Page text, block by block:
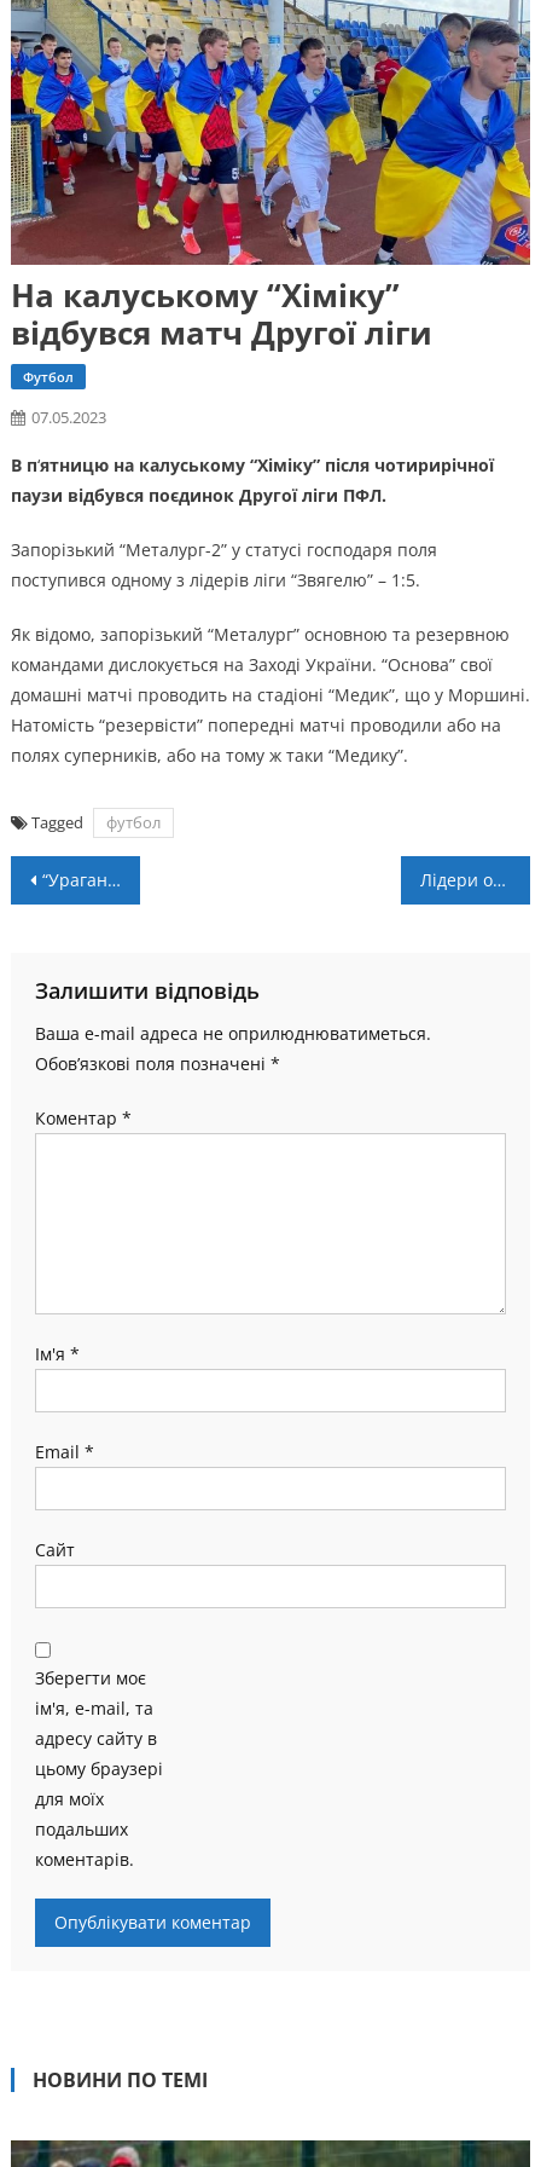
На калуському “Хіміку”
відбувся матч Другої ліги
Футбол
07.05.2023
В п‘ятницю на калуському “Хіміку” після чотирирічної
паузи відбувся поєдинок Другої ліги ПФЛ.
Запорізький “Металург-2” у статусі господаря поля
поступився одному з лідерів ліги “Звягелю” – 1:5.
Як відомо, запорізький “Металург” основною та резервною
командами дислокується на Заході України. “Основа” свої
домашні матчі проводить на стадіоні “Медик”, що у Моршині.
Натомість “резервісти” попередні матчі проводили або на
полях суперників, або на тому ж таки “Медику”.
Tagged футбол
Навігація
“Ураган” – “Кардинал-Рівнестандарт” – 4:1. Післямова Лідери обласного чемпіонату розійшлись нічиєю
Залишити відповідь
Ваша e-mail адреса не оприлюднюватиметься.
Обов’язкові поля позначені *
Коментар *
Ім'я *
Email *
Сайт
Зберегти моє
ім'я, e-mail, та
адресу сайту в
цьому браузері
для моїх
подальших
коментарів.
НОВИНИ ПО ТЕМІ